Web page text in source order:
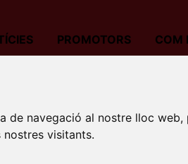
de navegació al nostre lloc
nostres visitants.
PROMOTORS COM
CASES D'ALGÚ